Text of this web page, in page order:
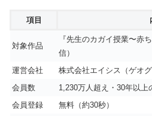
項目
対象作品
『先生のカガイ授業〜赤
信）
運営会社
株式会社エイシス（ゲオグ
会員数
1,230万人超え・30年以上
会員登録
無料（約30秒）